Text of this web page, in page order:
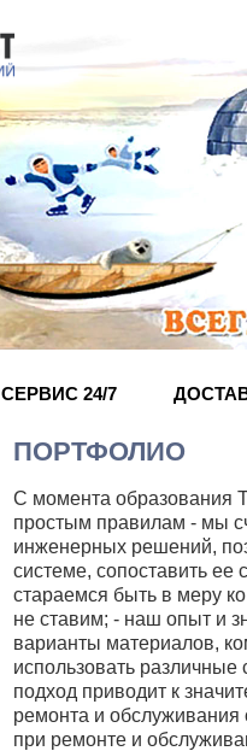
СЕРВИС 24/7
ПОРТФОЛИО
С момента образования
простым правилам - мы
инженерных решений,
системе, сопоставить
стараемся быть в меру
не ставим; - наш опыт и
варианты материалов,
использовать различные
подход приводит к
ремонта и обслуживания
при ремонте и